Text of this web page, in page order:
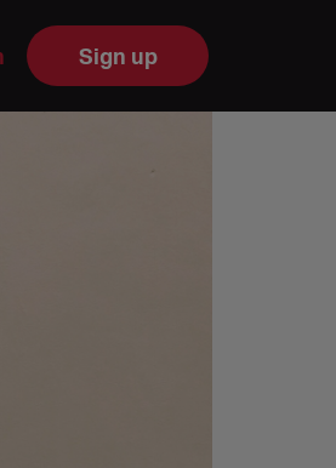
Sign up